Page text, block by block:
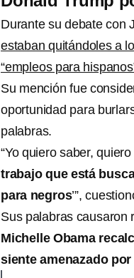
Durante su debate con
estaban quitándoles a
“empleos para
Su mención fue
oportunidad para
palabras.
“Yo quiero saber,
trabajo que está
para negros’”,
Sus palabras causaron
Michelle Obama
siente amenazado